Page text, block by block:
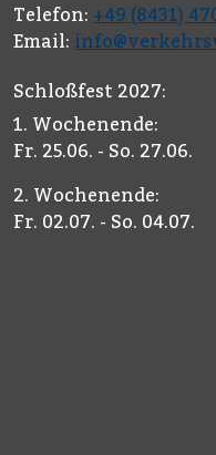
Telefon: +49 (8431)
Email:
Schloßfest 2027:
1. Wochenende:
Fr. 25.06. - So. 27.06.
2. Wochenende:
Fr. 02.07. - So. 04.07.